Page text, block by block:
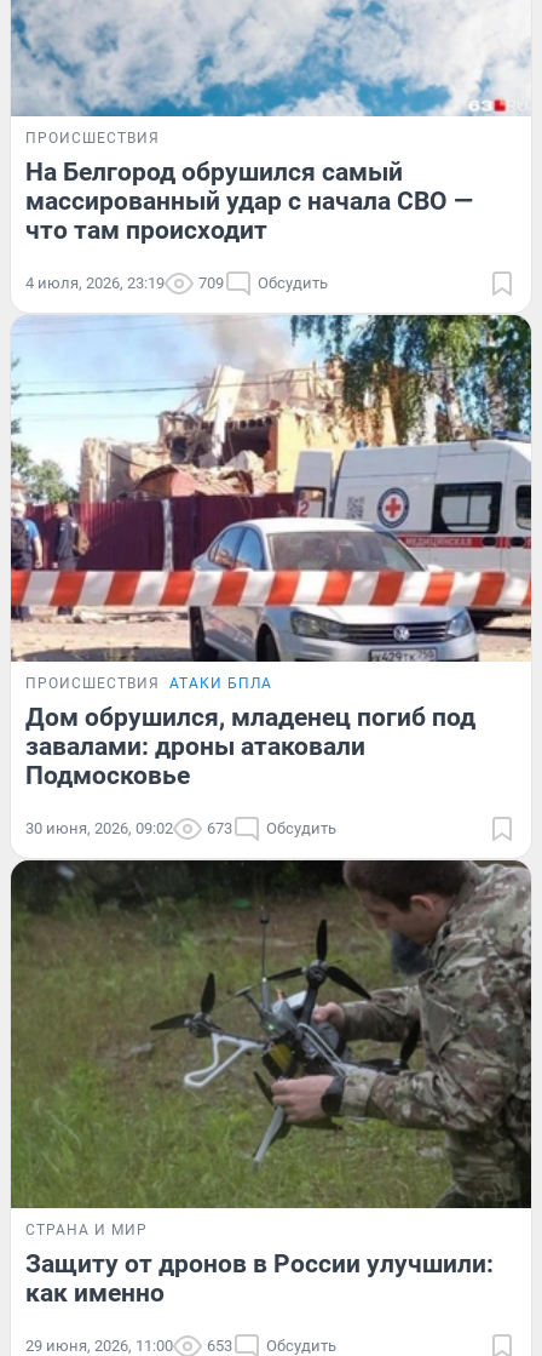
ПРОИСШЕСТВИЯ
На Белгород обрушился самый
массированный удар с начала СВО —
что там происходит
4 июля, 2026, 23:19 709 Обсудить
ПРОИСШЕСТВИЯ АТАКИ БПЛА
Дом обрушился, младенец погиб под
завалами: дроны атаковали
Подмосковье
30 июня, 2026, 09:02 673 Обсудить
СТРАНА И МИР
Защиту от дронов в России улучшили:
как именно
29 июня, 2026, 11:00 653 Обсудить